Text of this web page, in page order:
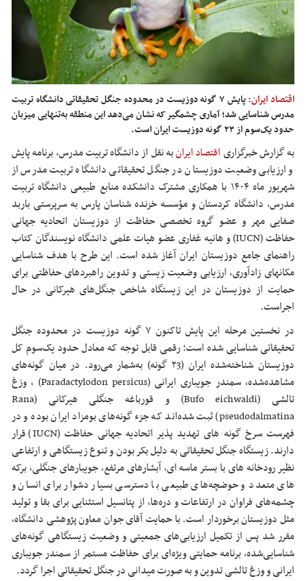
اقتصاد ایران:
پایش ۷ گونه دوزیست در محدوده جنگل تحقیقاتی دانشگاه تربیت
مدرس شناسایی شد؛ آماری چشمگیر که نشان می‌دهد این منطقه به‌تنهایی میزبان
حدود یک‌سوم از ۲۳ گونه دوزیست ایران است.
به گزارش خبرگزاریاقتصاد ایرانبه نقل از دانشگاه تربیت مدرس، برنامه پایش
و ارزیابی وضعیت دوزیستان در جنگل تحقیقاتی دانشگاه تربیت مدرس از
شهریور ماه ۱۴۰۴ با همکاری مشترک دانشکده منابع طبیعی دانشگاه تربیت
مدرس، دانشگاه کردستان و مؤسسه خزنده ‌شناسان پارس به سرپرستی باربد
صفایی مهر و عضو گروه تخصصی حفاظت از دوزیستان اتحادیه جهانی
حفاظت (IUCN) و هانیه غفاری عضو هیات علمی دانشگاه نویسندگان کتاب
راهنمای جامع دوزیستان ایران آغاز شده است. این طرح با هدف شناسایی
مکانهای زادآوری، ارزیابی وضعیت زیستی و تدوین راهبردهای حفاظتی برای
حمایت از دوزیستان در این زیستگاه شاخص جنگل‌های هیرکانی در حال
اجراست.
در نخستین مرحله این پایش تاکنون ۷ گونه دوزیست در محدوده جنگل
تحقیقاتی شناسایی شده است؛ رقمی قابل توجه که معادل حدود یک‌سوم کل
دوزیستان شناخته‌شده ایران (۲3 گونه) به‌شمار می‌رود. در میان گونه‌های
مشاهده‌شده، سمندر جویباری ایرانی (Paradactylodon persicus) ، وزغ
تالشی (Bufo eichwaldi) و قورباغه جنگلی هیرکانی (Rana
pseudodalmatina) ثبت شده‌اند که جزء گونه‌های بومزاد ایران بوده و در
فهرست سرخ گونه های تهدید پذیر اتحادیه جهانی حفاظت (IUCN) قرار
دارند. زیستگاه جنگل تحقیقاتی به دلیل بکر بودن و تنوع زیستگاهی و ارتفاعی
نظیر رودخانه های با بستر ماسه ای، آبشارهای مرتفع، جویبارهای جنگلی، برکه
های متعدد و حوضچه‌های طبیعی با دسترسی بسیار دشوار برای انسان و
چشمه‌های فراوان در ارتفاعات و دره‌ها، از پتانسیل استثنایی برای بقا و تولید
مثل دوزیستان برخوردار است. با حمایت آقای جوان معاون پژوهشی دانشگاه،
مقرر شد پس از تکمیل ارزیابی‌های جمعیتی و وضعیت زیستگاهی گونه‌های
شناسایی‌شده، برنامه حمایتی ویژه‌ای برای حفاظت مستمر از سمندر جویباری
ایرانی و وزغ تالشی تدوین و به ‌صورت میدانی در جنگل تحقیقاتی اجرا گردد.